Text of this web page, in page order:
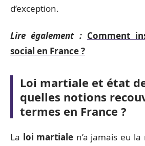
d’exception.
Lire également : Comment
social en France ?
Loi martiale et état
quelles notions
termes en France ?
La loi martiale n’a jamais eu